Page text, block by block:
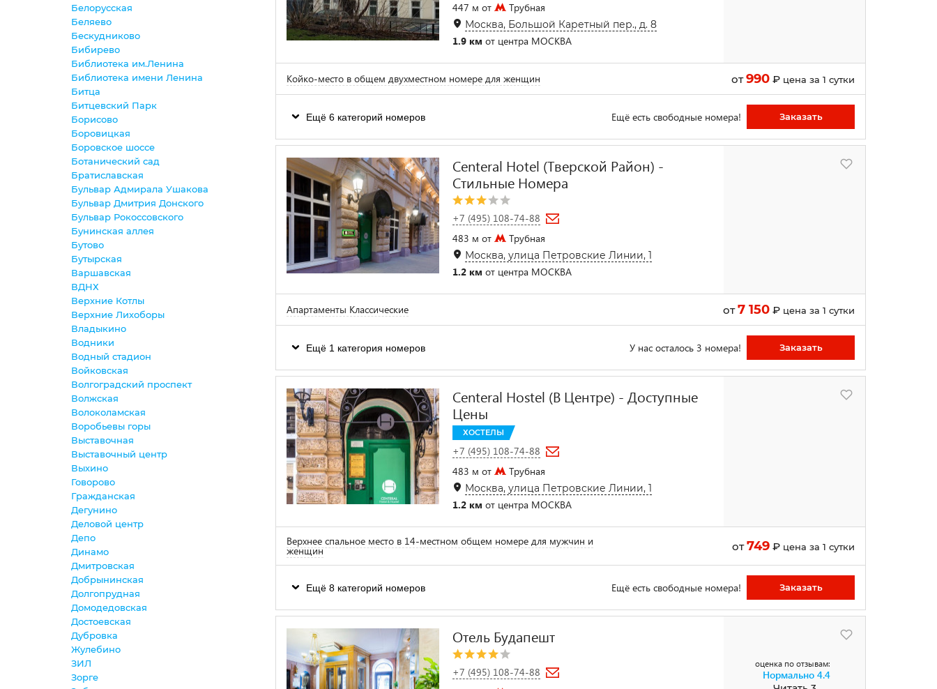
447 м от
Трубная
Москва, Большой Каретный пер., д. 8
1.9 км от центра МОСКВА
Койко-место в общем двухместном номере для женщин от990₽ цена за 1 сутки
Ещё 6 категорий номеров Ещё есть свободные номера! Заказать
Centeral Hotel (Тверской Район) -
Стильные Номера
+7 (495) 108-74-88
483 м от
Трубная
Москва, улица Петровские Линии, 1
1.2 км от центра МОСКВА
Апартаменты Классические от7 150₽ цена за 1 сутки
Ещё 1 категория номеров У нас осталось 3 номера! Заказать
Centeral Hostel (В Центре) - Доступные
Цены
ХОСТЕЛЫ
+7 (495) 108-74-88
483 м от
Трубная
Москва, улица Петровские Линии, 1
1.2 км от центра МОСКВА
Верхнее спальное место в 14-местном общем номере для мужчин и
женщин от749₽ цена за 1 сутки
Ещё 8 категорий номеров Ещё есть свободные номера! Заказать
Отель Будапешт
+7 (495) 108-74-88
оценка по отзывам:
Нормально 4.4
Белорусская
Беляево
Бескудниково
Бибирево
Библиотека им.Ленина
Библиотека имени Ленина
Битца
Битцевский Парк
Борисово
Боровицкая
Боровское шоссе
Ботанический сад
Братиславская
Бульвар Адмирала Ушакова
Бульвар Дмитрия Донского
Бульвар Рокоссовского
Бунинская аллея
Бутово
Бутырская
Варшавская
ВДНХ
Верхние Котлы
Верхние Лихоборы
Владыкино
Водники
Водный стадион
Войковская
Волгоградский проспект
Волжская
Волоколамская
Воробьевы горы
Выставочная
Выставочный центр
Выхино
Говорово
Гражданская
Дегунино
Деловой центр
Депо
Динамо
Дмитровская
Добрынинская
Долгопрудная
Домодедовская
Достоевская
Дубровка
Жулебино
ЗИЛ
Зорге